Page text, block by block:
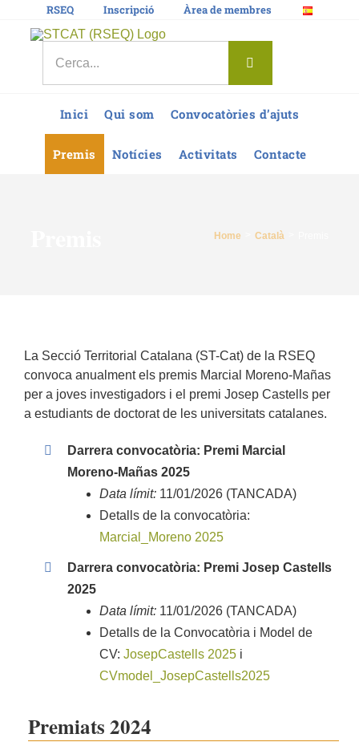
RSEQ Inscripció Àrea de membres
for:
Inici Qui som Convocatòries d’ajuts
Premis Notícies Activitats Contacte
Home Català
La Secció Territorial Catalana (ST-Cat) de la RSEQ
convoca anualment els premis Marcial Moreno-Mañas
per a joves investigadors i el premi Josep Castells per
a estudiants de doctorat de les universitats catalanes.
Darrera convocatòria: Premi Marcial
Moreno-Mañas 2025
Data límit: 11/01/2026 (TANCADA)
Detalls de la convocatòria:
Marcial_Moreno 2025
Darrera convocatòria: Premi Josep Castells
2025
Data límit: 11/01/2026 (TANCADA)
Detalls de la Convocatòria i Model de
CV:JosepCastells 2025 i
CVmodel_JosepCastells2025
Premiats 2024